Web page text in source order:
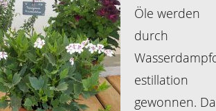
Öle werden
durch
estillation
gewonnen.